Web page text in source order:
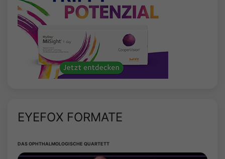
EYEFOX FORMATE
DAS OPHTHALMOLOGISCHE QUARTETT